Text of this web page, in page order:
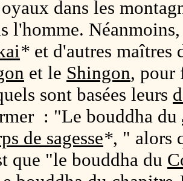
dans les
l'homme.
* et d'autres maîtres
et le Shingon, pour
sont basées leurs
: "Le bouddha du
de sagesse*, " alors
que "le bouddha du